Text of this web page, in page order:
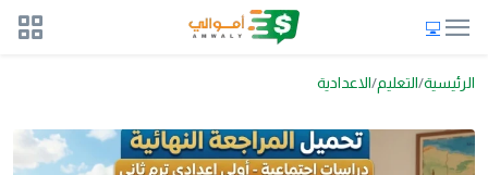
التعليم الاعدادية